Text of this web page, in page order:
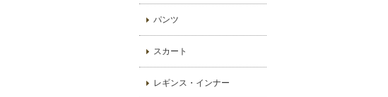
パンツ
スカート
レギンス・インナー